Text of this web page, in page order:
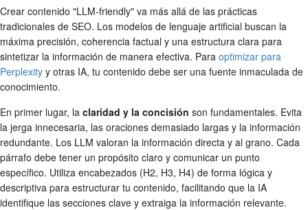
Crear contenido "LLM-friendly" va más allá de las prácticas
tradicionales de SEO. Los modelos de lenguaje artificial buscan la
máxima precisión, coherencia factual y una estructura clara para
sintetizar la información de manera efectiva. Para optimizar para
Perplexity y otras IA, tu contenido debe ser una fuente inmaculada de
conocimiento.
En primer lugar, la claridad y la concisión son fundamentales. Evita
la jerga innecesaria, las oraciones demasiado largas y la información
redundante. Los LLM valoran la información directa y al grano. Cada
párrafo debe tener un propósito claro y comunicar un punto
específico. Utiliza encabezados (H2, H3, H4) de forma lógica y
descriptiva para estructurar tu contenido, facilitando que la IA
identifique las secciones clave y extraiga la información relevante.